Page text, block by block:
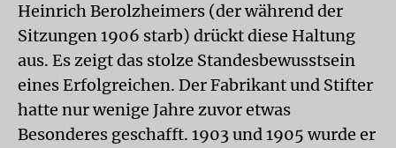
Heinrich Berolzheimers (der während der
Sitzungen 1906 starb) drückt diese Haltung
aus. Es zeigt das stolze Standesbewusstsein
eines Erfolgreichen. Der Fabrikant und Stifter
hatte nur wenige Jahre zuvor etwas
Besonderes geschafft. 1903 und 1905 wurde er